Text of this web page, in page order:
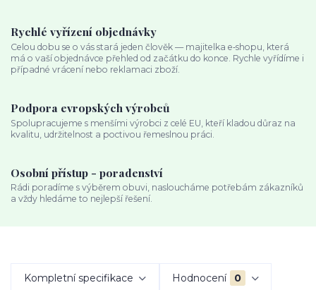
Rychlé vyřízení objednávky
Celou dobu se o vás stará jeden člověk — majitelka e‑shopu, která
má o vaší objednávce přehled od začátku do konce. Rychle vyřídíme i
případné vrácení nebo reklamaci zboží.
Podpora evropských výrobců
Spolupracujeme s menšími výrobci z celé EU, kteří kladou důraz na
kvalitu, udržitelnost a poctivou řemeslnou práci.
Osobní přístup - poradenství
Rádi poradíme s výběrem obuvi, nasloucháme potřebám zákazníků
a vždy hledáme to nejlepší řešení.
Kompletní specifikace Hodnocení 0